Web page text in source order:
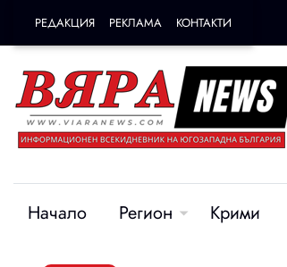
РЕДАКЦИЯ РЕКЛАМА КОНТАКТИ
Начало Регион Крими